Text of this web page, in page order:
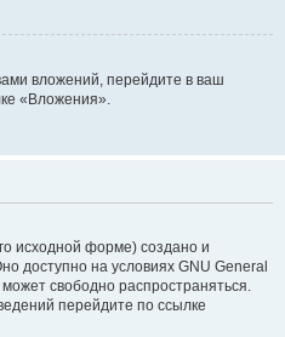
вложений, перейдите в ваш
«Вложения».
исходной форме) создано и
доступно на условиях GNU General
свободно распространяться.
перейдите по ссылке